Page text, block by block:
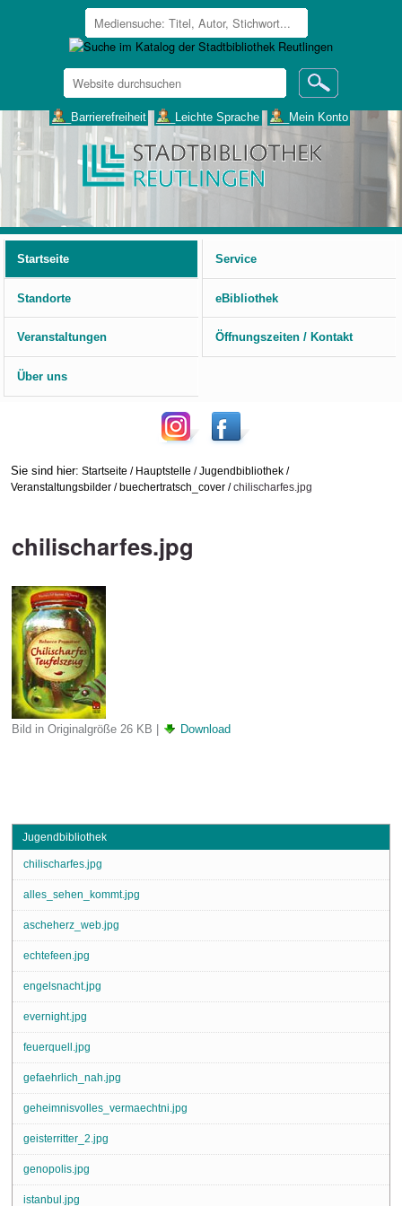
Website
durchsuchen
___Barrierefreiheit ___Leichte Sprache ___Mein Konto
Startseite
Service
Standorte eBibliothek
Veranstaltungen Öffnungszeiten / Kontakt
Über uns
Sie sind hier: Startseite / Hauptstelle /Jugendbibliothek /
Veranstaltungsbilder /buechertratsch_cover /chilischarfes.jpg
chilischarfes.jpg
Bild in Originalgröße 26 KB | Download
Jugendbibliothek
chilischarfes.jpg
alles_sehen_kommt.jpg
ascheherz_web.jpg
echtefeen.jpg
engelsnacht.jpg
evernight.jpg
feuerquell.jpg
gefaehrlich_nah.jpg
geheimnisvolles_vermaechtni.jpg
geisterritter_2.jpg
genopolis.jpg
istanbul.jpg